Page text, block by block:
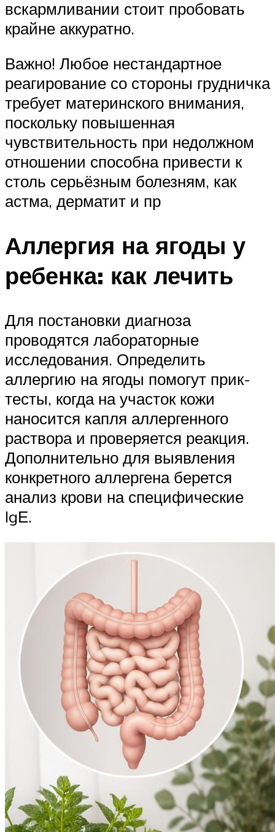
вскармливании стоит пробовать
крайне аккуратно.
Важно! Любое нестандартное
реагирование со стороны грудничка
требует материнского внимания,
поскольку повышенная
чувствительность при недолжном
отношении способна привести к
столь серьёзным болезням, как
астма, дерматит и пр
Аллергия на ягоды у
ребенка: как лечить
Для постановки диагноза
проводятся лабораторные
исследования. Определить
аллергию на ягоды помогут прик-
тесты, когда на участок кожи
наносится капля аллергенного
раствора и проверяется реакция.
Дополнительно для выявления
конкретного аллергена берется
анализ крови на специфические
IgЕ.